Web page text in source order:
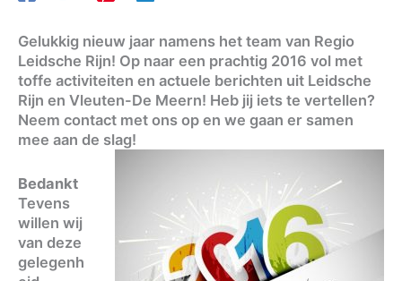
Gelukkig nieuw jaar namens het team van Regio
Leidsche Rijn! Op naar een prachtig 2016 vol met
toffe activiteiten en actuele berichten uit Leidsche
Rijn en Vleuten-De Meern! Heb jij iets te vertellen?
Neem contact met ons op en we gaan er samen
mee aan de slag!
Bedankt
Tevens
willen wij
van deze
gelegenh